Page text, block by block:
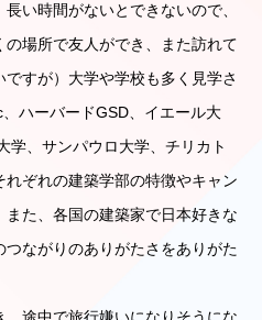
い時間がないとできないので、
場所で友人ができ、また訪れて
すが）大学や学校も多く見学さ
ハーバードGSD、イエール大
学、サンパウロ大学、チリカト
れぞれの建築学部の特徴やキャン
た、各国の建築家で日本好きな
ながりのありがたさをありがた